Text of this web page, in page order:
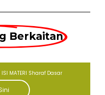
Berkaitan
MATERI Sharaf Dasar